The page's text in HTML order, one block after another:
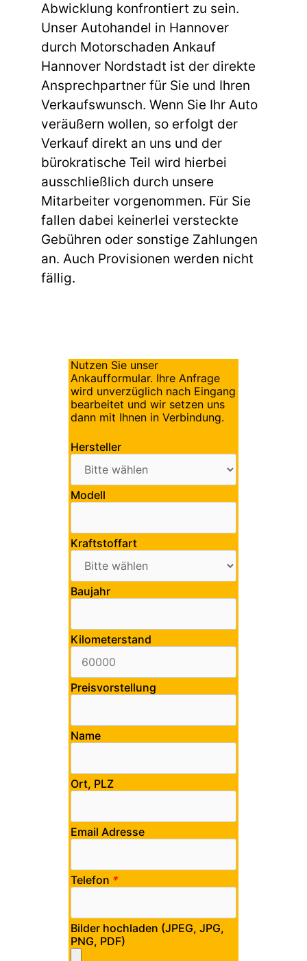
Abwicklung konfrontiert zu sein.
Unser Autohandel in Hannover
durch Motorschaden Ankauf
Hannover Nordstadt ist der direkte
Ansprechpartner für Sie und Ihren
Verkaufswunsch. Wenn Sie Ihr Auto
veräußern wollen, so erfolgt der
Verkauf direkt an uns und der
bürokratische Teil wird hierbei
ausschließlich durch unsere
Mitarbeiter vorgenommen. Für Sie
fallen dabei keinerlei versteckte
Gebühren oder sonstige Zahlungen
an. Auch Provisionen werden nicht
fällig.
Nutzen Sie unser
Ankaufformular. Ihre Anfrage
wird unverzüglich nach Eingang
bearbeitet und wir setzen uns
dann mit Ihnen in Verbindung.
Hersteller
Modell
Kraftstoffart
Baujahr
Kilometerstand
Preisvorstellung
Name
Ort, PLZ
Email Adresse
Telefon *
Bilder hochladen (JPEG, JPG,
PNG, PDF)